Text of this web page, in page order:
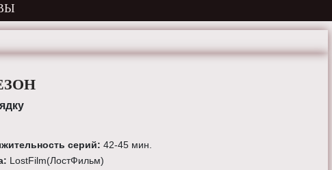
серий:42-45 мин.
LostFilm(ЛостФильм)